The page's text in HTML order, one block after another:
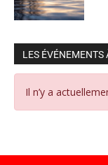
LES ÉVÉNEMENTS
Il n’y a